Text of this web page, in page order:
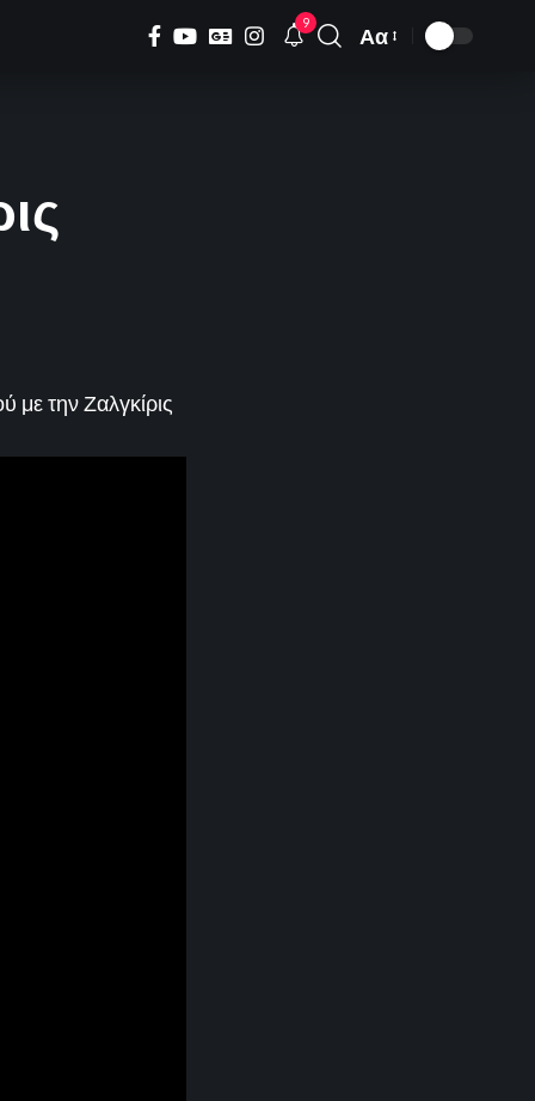
9
Font
Αα
την Ζαλγκίρις